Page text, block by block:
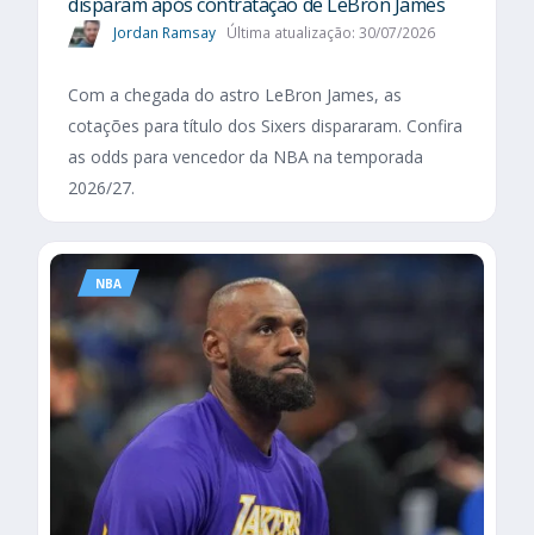
Jordan Ramsay Última atualização: 30/07/2026
Com a chegada do astro LeBron James, as
cotações para título dos Sixers dispararam. Confira
as odds para vencedor da NBA na temporada
2026/27.
NBA